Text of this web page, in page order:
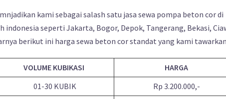
kami sebagai salash satu jasa sewa pompa beton cor di
indonesia seperti Jakarta, Bogor, Depok, Tangerang, Bekasi,
berikut ini harga sewa beton cor standat yang kami tawarkan
VOLUME KUBIKASI
HARGA
01-30 KUBIK
Rp 3.200.000,-